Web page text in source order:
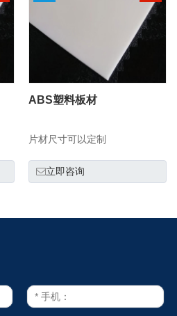
ABS塑料板材
片材尺寸可以定制
立即咨询